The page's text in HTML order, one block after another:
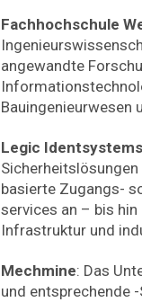
Fachhochschule
angewandte
Bauingenieurwesen
Legic Identsystems
basierte Zugangs-
services an – bis
Infrastruktur und
Mechmine: Das
und entsprechende